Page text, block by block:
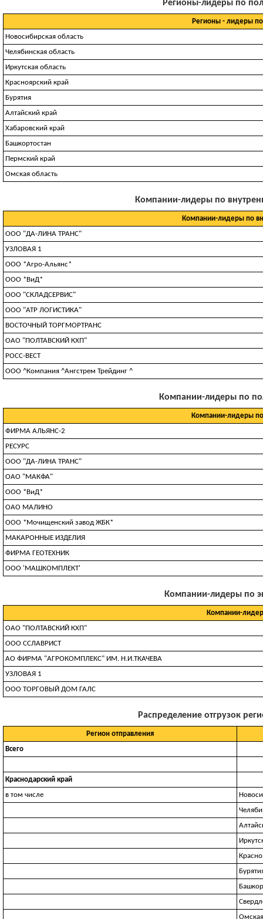
Регионы-лидеры по
Регионы - лидеры
Новосибирская область
Челябинская область
Иркутская область
Красноярский край
Бурятия
Алтайский край
Хабаровский край
Башкортостан
Пермский край
Омская область
Компании-лидеры по
Компании-лидеры по
ООО "ДА-ЛИНА ТРАНС"
УЗЛOBAЯ 1
ООО *Агро-Альянс*
ООО *ВиД*
ООО "СКЛАДСЕРВИС"
ООО "АТР ЛОГИСТИКА"
ВОСТОЧНЫЙ ТОРГМОРТРАНС
ОАО "ПОЛТАВСКИЙ КХП"
РОСС-ВЕСТ
ООО ^Компания ^Ангстрем Трейдинг ^
Компании-лидеры по
Компании-лидеры
ФИРМА АЛЬЯНС-2
РЕСУРС
ООО "ДА-ЛИНА ТРАНС"
ОАО "МАКФА"
ООО *ВиД*
ОАО МАЛИНО
ООО *Мочищенский завод ЖБК*
МАКАРОННЫЕ ИЗДЕЛИЯ
ФИРМА ГЕОТЕХНИК
ООО 'МАШКОМПЛЕКТ'
Компании-лидеры по
Компании-
ОАО "ПОЛТАВСКИЙ КХП"
ООО ССЛАВРИСТ
АО ФИРМА "АГРОКОМПЛЕКС" ИМ. Н.И.ТКАЧЕВА
УЗЛOBAЯ 1
ООО ТОРГОВЫЙ ДОМ ГАЛС
Распределение отгрузок
Регион отправления
Всего
Краснодарский край
в том числе